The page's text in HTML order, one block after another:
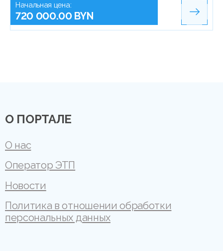
Начальная цена:
720 000.00 BYN
О ПОРТАЛЕ
О нас
Оператор ЭТП
Новости
Политика в отношении обработки
персональных данных